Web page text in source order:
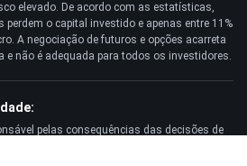
elevado. De acordo com as estatísticas,
perdem o capital investido e apenas entre 11%
A negociação de futuros e opções acarreta
e não é adequada para todos os investidores.
pelas consequências das decisões de